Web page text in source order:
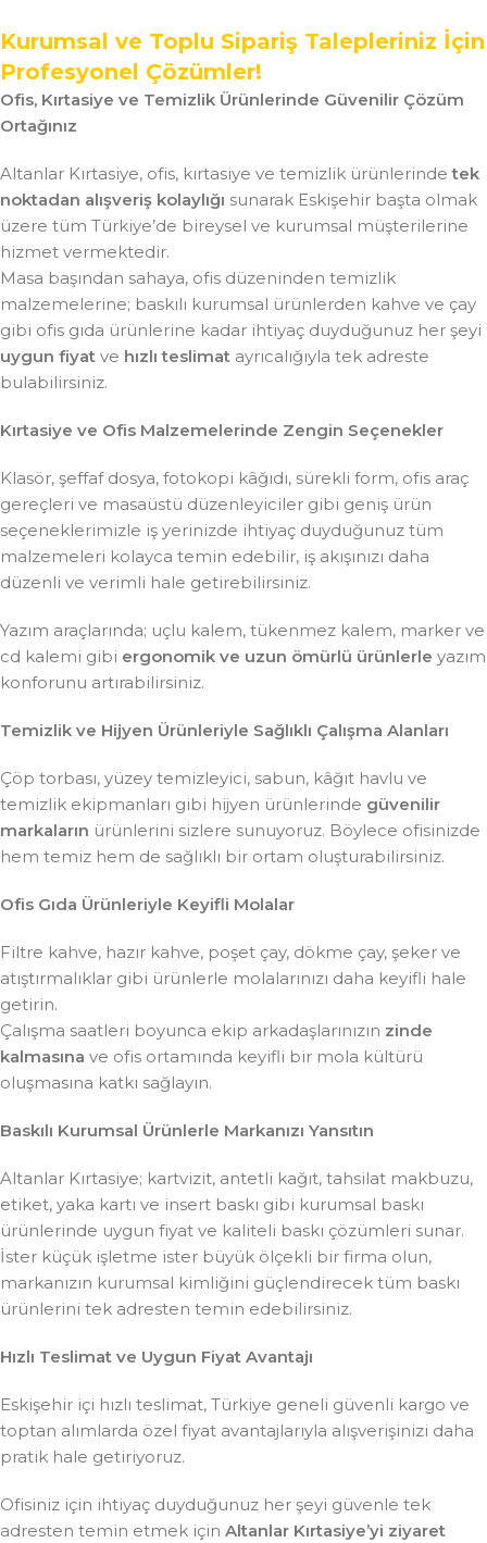
Kurumsal ve Toplu Sipariş Talepleriniz İçin
Profesyonel Çözümler!
Ofis, Kırtasiye ve Temizlik Ürünlerinde Güvenilir Çözüm
Ortağınız
Altanlar Kırtasiye, ofis, kırtasiye ve temizlik ürünlerindetek
noktadan alışveriş kolaylığı sunarak Eskişehir başta olmak
üzere tüm Türkiye’de bireysel ve kurumsal müşterilerine
hizmet vermektedir.
Masa başından sahaya, ofis düzeninden temizlik
malzemelerine; baskılı kurumsal ürünlerden kahve ve çay
gibi ofis gıda ürünlerine kadar ihtiyaç duyduğunuz her şeyi
uygun fiyat ve hızlı teslimat ayrıcalığıyla tek adreste
bulabilirsiniz.
Kırtasiye ve Ofis Malzemelerinde Zengin Seçenekler
Klasör, şeffaf dosya, fotokopi kâğıdı, sürekli form, ofis araç
gereçleri ve masaüstü düzenleyiciler gibi geniş ürün
seçeneklerimizle iş yerinizde ihtiyaç duyduğunuz tüm
malzemeleri kolayca temin edebilir, iş akışınızı daha
düzenli ve verimli hale getirebilirsiniz.
Yazım araçlarında; uçlu kalem, tükenmez kalem, marker ve
cd kalemi gibi ergonomik ve uzun ömürlü ürünlerle yazım
konforunu artırabilirsiniz.
Temizlik ve Hijyen Ürünleriyle Sağlıklı Çalışma Alanları
Çöp torbası, yüzey temizleyici, sabun, kâğıt havlu ve
temizlik ekipmanları gibi hijyen ürünlerinde güvenilir
markaların ürünlerini sizlere sunuyoruz. Böylece ofisinizde
hem temiz hem de sağlıklı bir ortam oluşturabilirsiniz.
Ofis Gıda Ürünleriyle Keyifli Molalar
Filtre kahve, hazır kahve, poşet çay, dökme çay, şeker ve
atıştırmalıklar gibi ürünlerle molalarınızı daha keyifli hale
getirin.
Çalışma saatleri boyunca ekip arkadaşlarınızın zinde
kalmasına ve ofis ortamında keyifli bir mola kültürü
oluşmasına katkı sağlayın.
Baskılı Kurumsal Ürünlerle Markanızı Yansıtın
Altanlar Kırtasiye; kartvizit, antetli kağıt, tahsilat makbuzu,
etiket, yaka kartı ve insert baskı gibi kurumsal baskı
ürünlerinde uygun fiyat ve kaliteli baskı çözümleri sunar.
İster küçük işletme ister büyük ölçekli bir firma olun,
markanızın kurumsal kimliğini güçlendirecek tüm baskı
ürünlerini tek adresten temin edebilirsiniz.
Hızlı Teslimat ve Uygun Fiyat Avantajı
Eskişehir içi hızlı teslimat, Türkiye geneli güvenli kargo ve
toptan alımlarda özel fiyat avantajlarıyla alışverişinizi daha
pratik hale getiriyoruz.
Ofisiniz için ihtiyaç duyduğunuz her şeyi güvenle tek
adresten temin etmek için Altanlar Kırtasiye’yi ziyaret